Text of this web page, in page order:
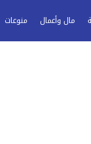
مال وأعمال منوعات